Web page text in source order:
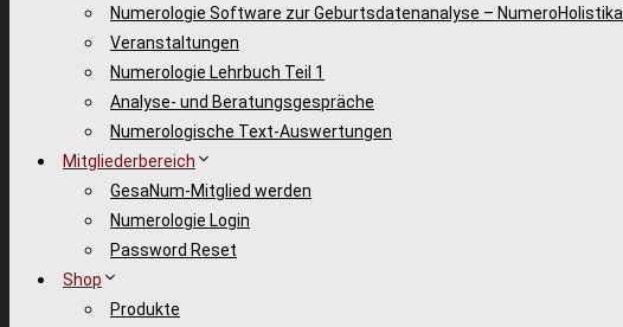
Numerologie Software zur Geburtsdatenanalyse – NumeroHolistika
Veranstaltungen
Numerologie Lehrbuch Teil 1
Analyse- und Beratungsgespräche
Numerologische Text-Auswertungen
Mitgliederbereich
GesaNum-Mitglied werden
Numerologie Login
Password Reset
Shop
Produkte